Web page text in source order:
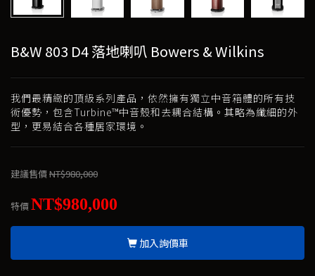
B&W 803 D4 落地喇叭 Bowers & Wilkins
我們最精緻的頂級系列產品，依然擁有獨立中音箱體的所有技
術優勢，包含Turbine™中音殼和去耦合結構。其略為纖細的外
型，更易結合各種居家環境。
建議售價NT$980,000
特價NT$980,000
加入詢價車